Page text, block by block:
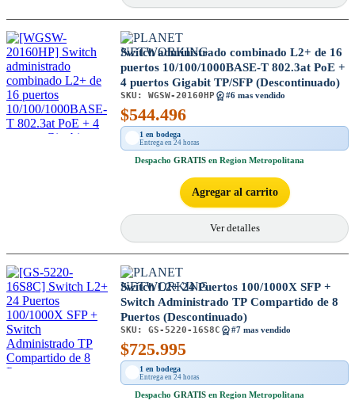
Switch administrado combinado L2+ de 16
puertos 10/100/1000BASE-T 802.3at PoE +
4 puertos Gigabit TP/SFP (Descontinuado)
SKU: WGSW-20160HP #6 mas vendido
$544.496
1 en bodega
Entrega en 24 horas
Despacho GRATIS en Region Metropolitana
Agregar al carrito
Ver detalles
Switch L2+ 24 Puertos 100/1000X SFP +
Switch Administrado TP Compartido de 8
Puertos (Descontinuado)
SKU: GS-5220-16S8C #7 mas vendido
$725.995
1 en bodega
Entrega en 24 horas
Despacho GRATIS en Region Metropolitana